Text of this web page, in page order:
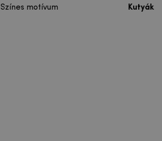
Színes motívum
Kutyák